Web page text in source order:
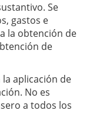
Se
gastos e
la obtención de
de
aplicación de
No es
a todos los